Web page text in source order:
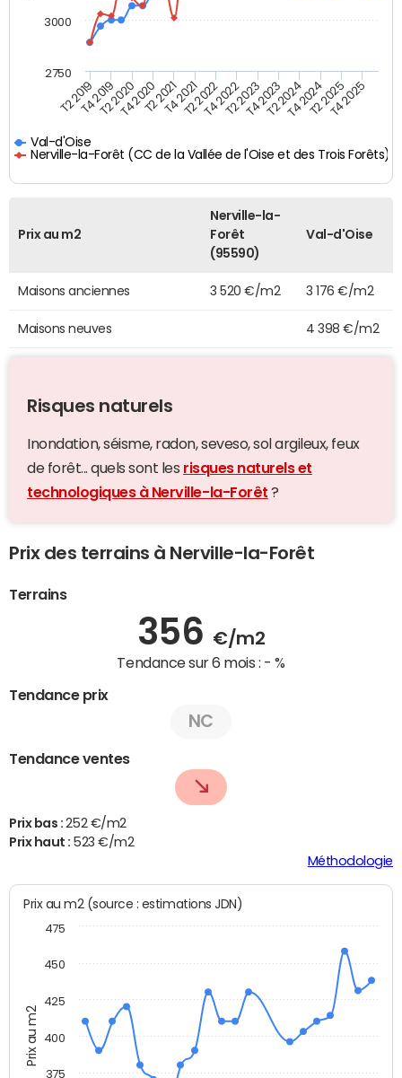
Val-d'Oise
Nerville-la-Forêt (CC de la Vallée de l'Oise et des Trois Forêts)
T2 2019T4 2019T2 2020T4 2020T2 2021T4 2021T2 2022T4 2022T2 2023T4 2023T2 2024T4 2024T2 2025T4 2025
2750
3000
Prix au m2
Nerville-la-
Forêt
(95590)
Val-d'Oise
Maisons anciennes 3 520 €/m2 3 176 €/m2
Maisons neuves 4 398 €/m2
Risques naturels
Inondation, séisme, radon, seveso, sol argileux, feux
de forêt... quels sont les risques naturels et
technologiques à Nerville-la-Forêt ?
Prix des terrains à Nerville-la-Forêt
Terrains
356 €/m2
Tendance sur 6 mois : - %
Tendance prix
NC
Tendance ventes
Prix bas : 252 €/m2
Prix haut : 523 €/m2
Méthodologie
Prix au m2
Prix au m2 (source : estimations JDN)
375
400
425
450
475